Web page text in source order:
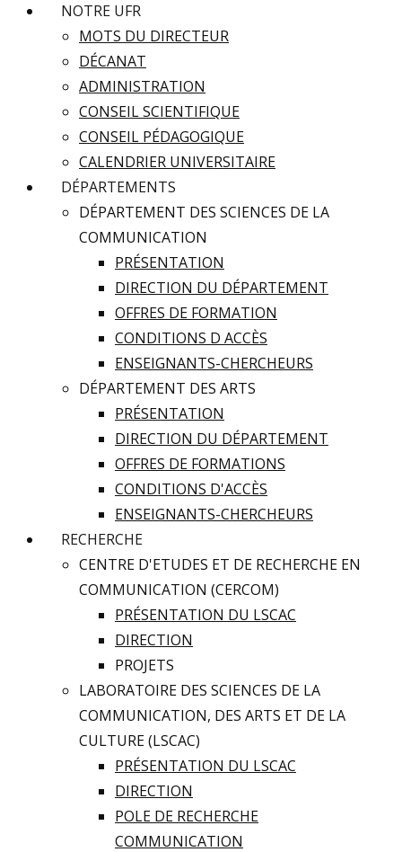
NOTRE UFR
MOTS DU DIRECTEUR
DÉCANAT
ADMINISTRATION
CONSEIL SCIENTIFIQUE
CONSEIL PÉDAGOGIQUE
CALENDRIER UNIVERSITAIRE
DÉPARTEMENTS
DÉPARTEMENT DES SCIENCES DE LA
COMMUNICATION
PRÉSENTATION
DIRECTION DU DÉPARTEMENT
OFFRES DE FORMATION
CONDITIONS D ACCÈS
ENSEIGNANTS-CHERCHEURS
DÉPARTEMENT DES ARTS
PRÉSENTATION
DIRECTION DU DÉPARTEMENT
OFFRES DE FORMATIONS
CONDITIONS D'ACCÈS
ENSEIGNANTS-CHERCHEURS
RECHERCHE
CENTRE D'ETUDES ET DE RECHERCHE EN
COMMUNICATION (CERCOM)
PRÉSENTATION DU LSCAC
DIRECTION
PROJETS
LABORATOIRE DES SCIENCES DE LA
COMMUNICATION, DES ARTS ET DE LA
CULTURE (LSCAC)
PRÉSENTATION DU LSCAC
DIRECTION
POLE DE RECHERCHE
COMMUNICATION